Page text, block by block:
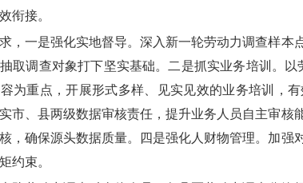
衔接。
，一是强化实地督导。深入新一轮劳动力调查样本
取调查对象打下坚实基础。二是抓实业务培训。
为重点，开展形式多样、见实见效的业务培训，
市、县两级数据审核责任，提升业务人员自主审
，确保源头数据质量。四是强化人财物管理。加强
约束。